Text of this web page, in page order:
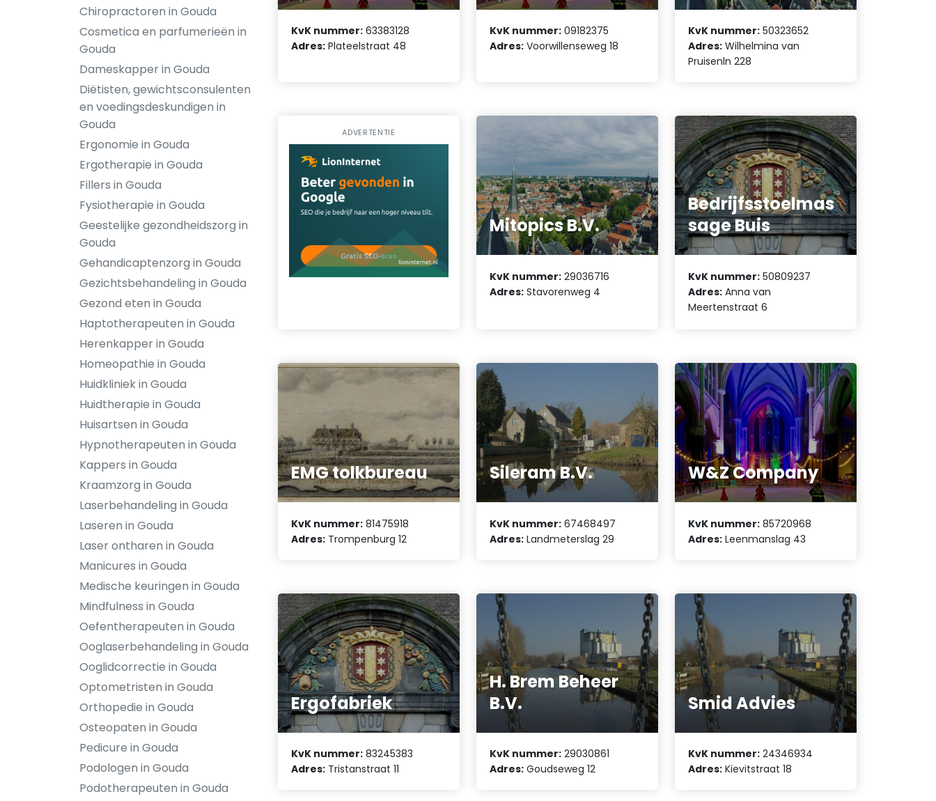
Chiropractoren in Gouda
Cosmetica en parfumerieën in
Gouda
Dameskapper in Gouda
Diëtisten, gewichtsconsulenten
en voedingsdeskundigen in
Gouda
Ergonomie in Gouda
Ergotherapie in Gouda
Fillers in Gouda
Fysiotherapie in Gouda
Geestelijke gezondheidszorg in
Gouda
Gehandicaptenzorg in Gouda
Gezichtsbehandeling in Gouda
Gezond eten in Gouda
Haptotherapeuten in Gouda
Herenkapper in Gouda
Homeopathie in Gouda
Huidkliniek in Gouda
Huidtherapie in Gouda
Huisartsen in Gouda
Hypnotherapeuten in Gouda
Kappers in Gouda
Kraamzorg in Gouda
Laserbehandeling in Gouda
Laseren in Gouda
Laser ontharen in Gouda
Manicures in Gouda
Medische keuringen in Gouda
Mindfulness in Gouda
Oefentherapeuten in Gouda
Ooglaserbehandeling in Gouda
Ooglidcorrectie in Gouda
Optometristen in Gouda
Orthopedie in Gouda
Osteopaten in Gouda
Pedicure in Gouda
Podologen in Gouda
Podotherapeuten in Gouda
KvK nummer: 63383128
Adres: Plateelstraat 48
KvK nummer: 09182375
Adres: Voorwillenseweg 18
KvK nummer: 50323652
Adres: Wilhelmina van
Pruisenln 228
ADVERTENTIE
Mitopics B.V.
KvK nummer: 29036716
Adres: Stavorenweg 4
Bedrijfsstoelmas
sage Buis
KvK nummer: 50809237
Adres: Anna van
Meertenstraat 6
EMG tolkbureau
KvK nummer: 81475918
Adres: Trompenburg 12
Sileram B.V.
KvK nummer: 67468497
Adres: Landmeterslag 29
W&Z Company
KvK nummer: 85720968
Adres: Leenmanslag 43
Ergofabriek
KvK nummer: 83245383
Adres: Tristanstraat 11
H. Brem Beheer
B.V.
KvK nummer: 29030861
Adres: Goudseweg 12
Smid Advies
KvK nummer: 24346934
Adres: Kievitstraat 18